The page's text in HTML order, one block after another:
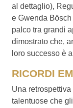
al dettaglio),
e Gwenda
palco tra grandi
dimostrato che,
loro successo è
RICORDI
Una
talentuose che